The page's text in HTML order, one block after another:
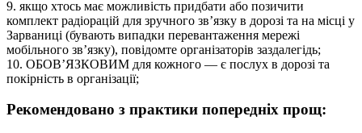
9. якщо хтось має можливість придбати або позичити
комплект радіорацій для зручного зв’язку в дорозі та на місці у
Зарваниці (бувають випадки перевантаження мережі
мобільного зв’язку), повідомте організаторів заздалегідь;
10. ОБОВ’ЯЗКОВИМ для кожного — є послух в дорозі та
покірність в організації;
Рекомендовано з практики попередніх прощ: